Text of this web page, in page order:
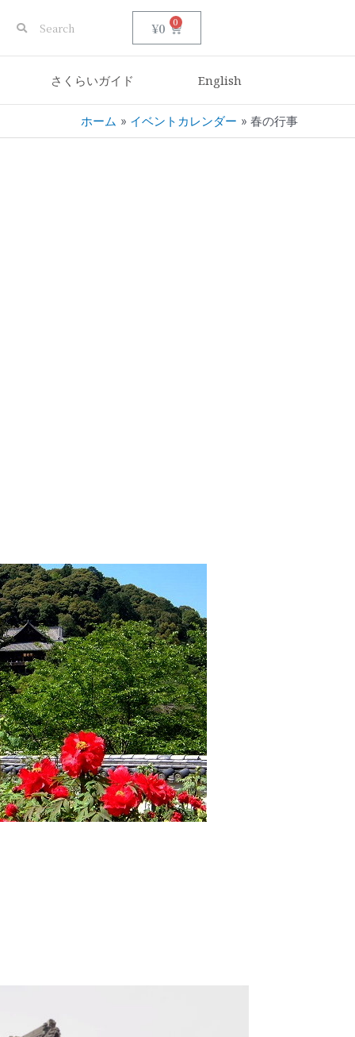
¥0 0
さくらいガイド English
ホーム イベントカレンダー 春の行事